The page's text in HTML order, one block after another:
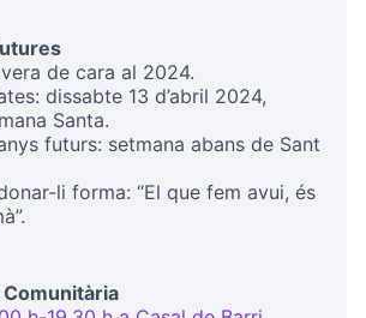
de cara al 2024.
dissabte 13 d’abril 2024,
Santa.
futurs: setmana abans de Sant
li forma: “El que fem avui, és
Comunitària